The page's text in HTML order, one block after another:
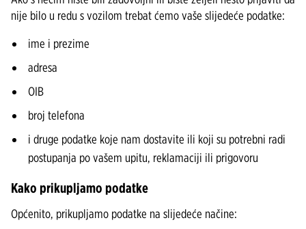
nije bilo u redu s vozilom trebat ćemo vaše slijedeće podatke:
ime i prezime
adresa
OIB
broj telefona
i druge podatke koje nam dostavite ili koji su potrebni radi
postupanja po vašem upitu, reklamaciji ili prigovoru
Kako prikupljamo podatke
Općenito, prikupljamo podatke na slijedeće načine: